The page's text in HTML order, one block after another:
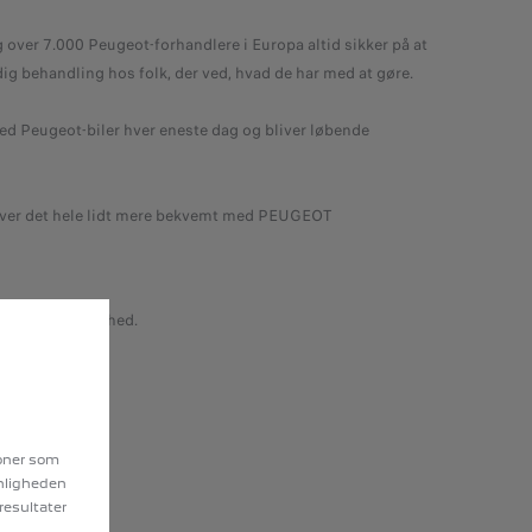
over 7.000 Peugeot-forhandlere i Europa altid sikker på at
hos folk, der ved, hvad de har med at gøre.
Peugeot-biler hver eneste dag og bliver løbende
det hele lidt mere bekvemt med PEUGEOT
virksomhed.
som